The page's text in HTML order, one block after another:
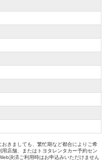
きましても、繁忙期など都合によりご希
店舗、またはトヨタレンタカー予約セン
決済ご利用時はお申込みいただけません